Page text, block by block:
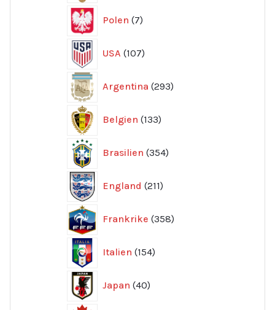
Polen 7
produkter
USA 107
produkter
Argentina 293
produkter
Belgien 133
produkter
Brasilien 354
produkter
England 211
produkter
Frankrike 358
produkter
Italien 154
produkter
Japan 40
produkter